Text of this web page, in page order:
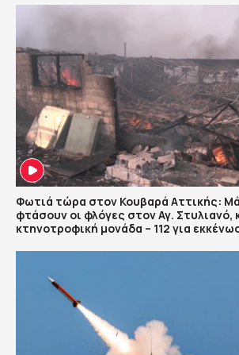
Φωτιά τώρα στον Κουβαρά Αττικής:
φτάσουν οι φλόγες στον Αγ. Στυλιανό,
κτηνοτροφική μονάδα – 112 για